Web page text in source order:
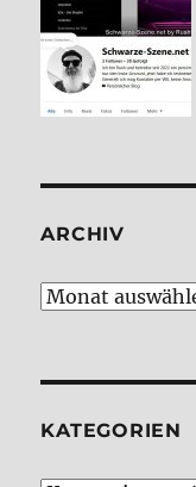
ARCHIV
Archiv
KATE­GO­RIEN